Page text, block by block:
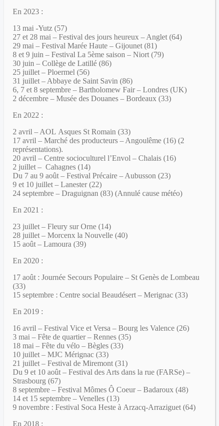
En 2023 :
13 mai -Yutz (57)
27 et 28 mai – Festival des jours heureux – Anglet (64)
29 mai – Festival Marée Haute – Gijounet (81)
8 et 9 juin – Festival La 5ème saison – Niort (79)
30 juin – Collège de Latillé (86)
25 juillet – Ploermel (56)
31 juillet – Abbaye de Saint Savin (86)
6, 7 et 8 septembre – Bartholomew Fair – Londres (UK)
2 décembre – Musée des Douanes – Bordeaux (33)
En 2022 :
2 avril – AOL Asques St Romain (33)
17 avril – Marché des producteurs – Angoulême (16) (2
représentations).
20 avril – Centre socioculturel l’Envol – Chalais (16)
2 juillet – Cahagnes (14)
Du 7 au 9 août – Festival Précaire – Aubusson (23)
9 et 10 juillet – Lanester (22)
24 septembre – Draguignan (83) (Annulé cause météo)
En 2021 :
23 juillet – Fleury sur Orne (14)
28 juillet – Morcenx la Nouvelle (40)
15 août – Lamoura (39)
En 2020 :
17 août : Journée Secours Populaire – St Genès de Lombeau
(33)
15 septembre : Centre social Beaudésert – Merignac (33)
En 2019 :
16 avril – Festival Vice et Versa – Bourg les Valence (26)
3 mai – Fête de quartier – Rennes (35)
18 mai – Fête du vélo – Bègles (33)
10 juillet – MJC Mérignac (33)
21 juillet – Festival de Miremont (31)
Du 9 et 10 août – Festival des Arts dans la rue (FARSe) –
Strasbourg (67)
8 septembre – Festival Mômes Ô Coeur – Badaroux (48)
14 et 15 septembre – Venelles (13)
9 novembre : Festival Soca Heste à Arzacq-Arraziguet (64)
En 2018 :